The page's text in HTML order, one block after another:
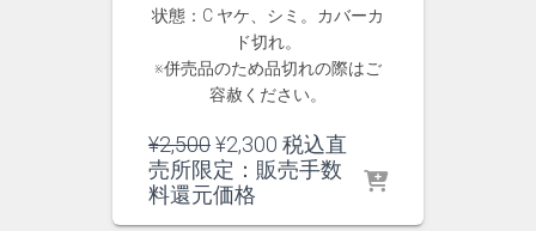
状態：C ヤケ、シミ。カバーカ
ド切れ。
※併売品のため品切れの際はご
容赦ください。
¥2,500元
の
価
¥2,300 現
在
税込直
売所限定：販売手数
料還元価格